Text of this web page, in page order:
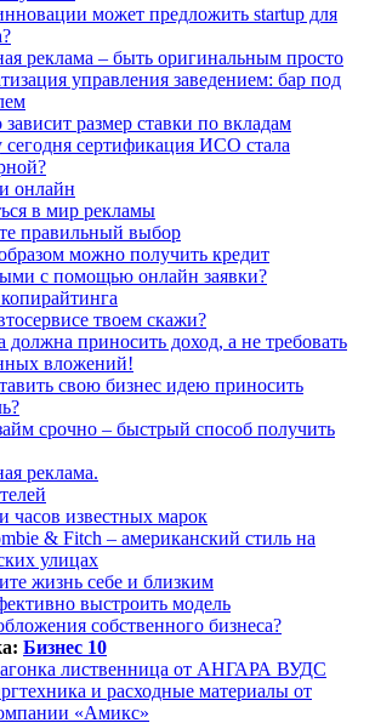
может предложить startup для
реклама – быть оригинальным просто
управления заведением: бар под
зависит размер ставки по вкладам
сертификация ИСО стала
онлайн
в мир рекламы
правильный выбор
можно получить кредит
с помощью онлайн заявки?
твоем скажи?
должна приносить доход, а не требовать
вложений!
свою бизнес идею приносить
срочно – быстрый способ получить
реклама.
часов известных марок
& Fitch – американский стиль на
улицах
жизнь себе и близким
выстроить модель
собственного бизнеса?
Бизнес 10
лиственница от АНГАРА ВУДС
и расходные материалы от
«Амикс»